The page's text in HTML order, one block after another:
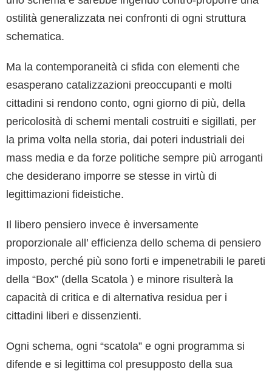
ostilità generalizzata nei confronti di ogni struttura
schematica.
Ma la contemporaneità ci sfida con elementi che
esasperano catalizzazioni preoccupanti e molti
cittadini si rendono conto, ogni giorno di più, della
pericolosità di schemi mentali costruiti e sigillati, per
la prima volta nella storia, dai poteri industriali dei
mass media e da forze politiche sempre più arroganti
che desiderano imporre se stesse in virtù di
legittimazioni fideistiche.
Il libero pensiero invece è inversamente
proporzionale all’ efficienza dello schema di pensiero
imposto, perché più sono forti e impenetrabili le pareti
della “Box” (della Scatola ) e minore risulterà la
capacità di critica e di alternativa residua per i
cittadini liberi e dissenzienti.
Ogni schema, ogni “scatola” e ogni programma si
difende e si legittima col presupposto della sua